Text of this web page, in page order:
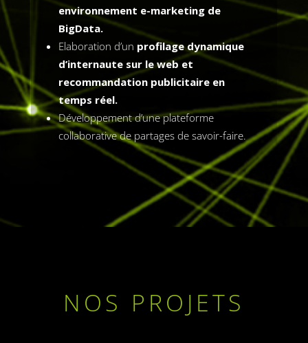
environnement e-marketing de
BigData.
Elaboration d’un profilage dynamique
d’internaute sur le web et
recommandation publicitaire en
temps réel.
Développement d’une plateforme
collaborative de partages de savoir-faire.
NOS PROJETS